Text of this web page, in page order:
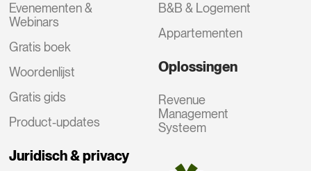
Evenementen &
Webinars
Gratis boek
Woordenlijst
Gratis gids
Product-updates
Juridisch & privacy
B&B & Logement
Appartementen
Oplossingen
Revenue
Management
Systeem